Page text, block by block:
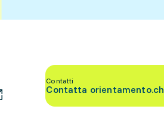
Contatti
Contatta orientamento.ch